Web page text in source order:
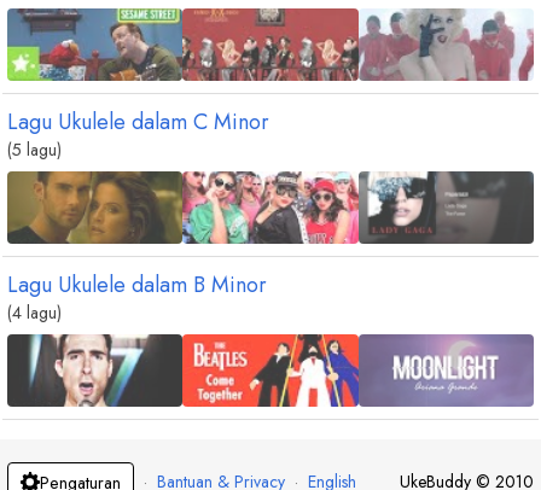
Lagu Ukulele dalamCMinor
(5 lagu)
Lagu Ukulele dalam B Minor
(4 lagu)
Pengaturan · Bantuan & Privacy · English UkeBuddy © 2010